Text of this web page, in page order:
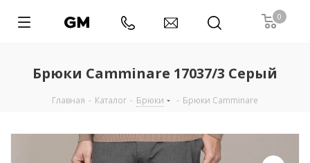
0
Брюки Camminare 17037/3 Серый
Главная - Каталог - Брюки - Брюки Camminare